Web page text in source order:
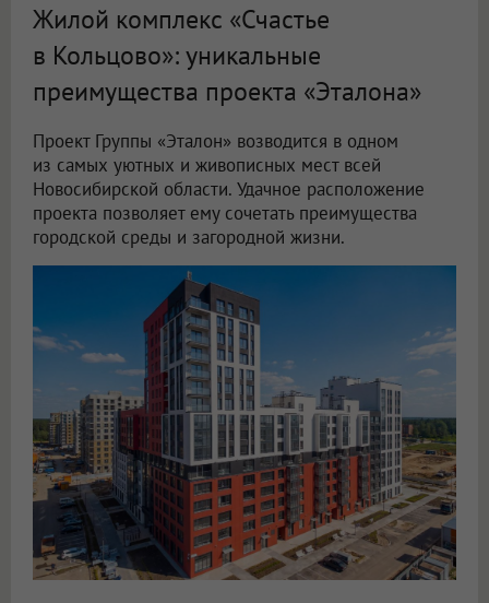
Жилой комплекс «Счастье
в Кольцово»: уникальные
преимущества проекта «Эталона»
Проект Группы «Эталон» возводится в одном
из самых уютных и живописных мест всей
Новосибирской области. Удачное расположение
проекта позволяет ему сочетать преимущества
городской среды и загородной жизни.